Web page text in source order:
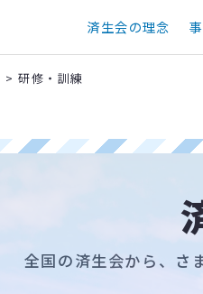
済生会の理念
>研修・訓練
全国の済生会から、さ